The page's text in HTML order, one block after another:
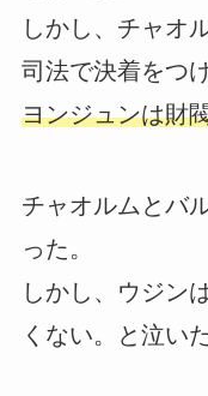
しかし、チャオ
司法で決着をつ
ヨンジュンは財
チャオルムとバ
った。
しかし、ウジン
くない。と泣いた